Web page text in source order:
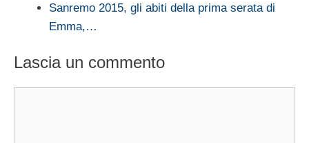
Sanremo 2015, gli abiti della prima serata di
Emma,…
Lascia un commento